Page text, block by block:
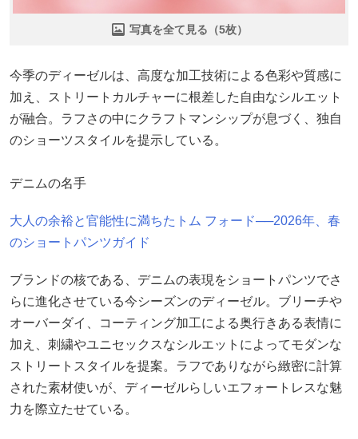
写真を全て見る（5枚）
今季のディーゼルは、高度な加工技術による色彩や質感に
加え、ストリートカルチャーに根差した自由なシルエット
が融合。ラフさの中にクラフトマンシップが息づく、独自
のショーツスタイルを提示している。
デニムの名手
大人の余裕と官能性に満ちたトム フォード──2026年、春
のショートパンツガイド
ブランドの核である、デニムの表現をショートパンツでさ
らに進化させている今シーズンのディーゼル。ブリーチや
オーバーダイ、コーティング加工による奥行きある表情に
加え、刺繍やユニセックスなシルエットによってモダンな
ストリートスタイルを提案。ラフでありながら緻密に計算
された素材使いが、ディーゼルらしいエフォートレスな魅
力を際立たせている。